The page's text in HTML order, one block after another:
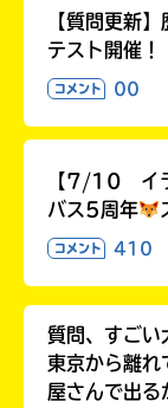
【質問更新
テスト開催！
コメント 00
【7/10 イラ
バス5周年
コメント 410
質問、すごい
東京から離れ
屋さんで出る